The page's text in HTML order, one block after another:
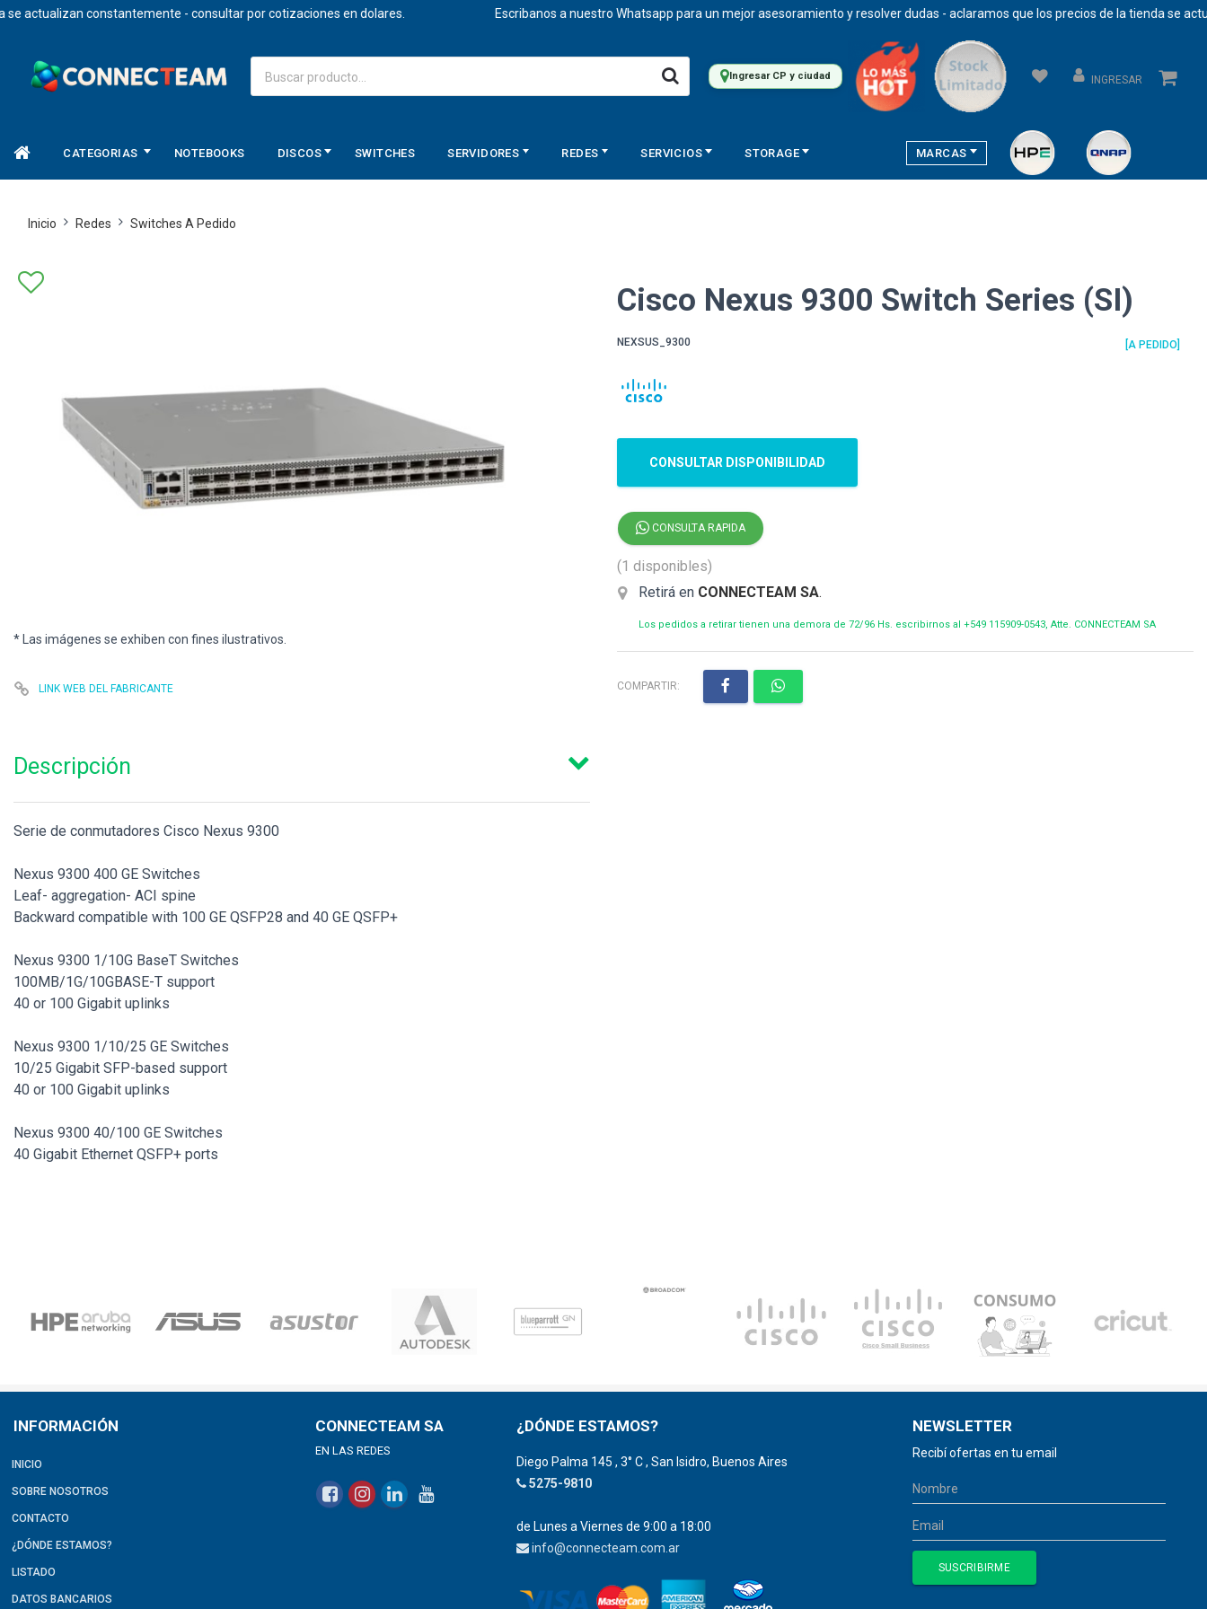
constantemente - consultar por cotizaciones en dolares. Escribanos a nuestro Whatsapp para un mejor asesoramiento y resolver dudas - aclaramos que los precios de la tienda se
Ingresar CP y ciudad INGRESAR
CATEGORIAS NOTEBOOKS DISCOS SWITCHES SERVIDORES REDES SERVICIOS STORAGE MARCAS
Inicio Redes Switches A Pedido
* Las imágenes se exhiben con fines ilustrativos.
LINK WEB DEL FABRICANTE
Cisco Nexus 9300 Switch Series (SI)
NEXSUS_9300 [A PEDIDO]
CONSULTAR DISPONIBILIDAD
CONSULTA RAPIDA
(1 disponibles)
Retirá en CONNECTEAM SA.
Los pedidos a retirar tienen una demora de 72/96 Hs. escribirnos al +549 115909-0543, Atte. CONNECTEAM SA
COMPARTIR:
Descripción
Serie de conmutadores Cisco Nexus 9300
Nexus 9300 400 GE Switches
Leaf- aggregation- ACI spine
Backward compatible with 100 GE QSFP28 and 40 GE QSFP+
Nexus 9300 1/10G BaseT Switches
100MB/1G/10GBASE-T support
40 or 100 Gigabit uplinks
Nexus 9300 1/10/25 GE Switches
10/25 Gigabit SFP-based support
40 or 100 Gigabit uplinks
Nexus 9300 40/100 GE Switches
40 Gigabit Ethernet QSFP+ ports
INFORMACIÓN
INICIO
SOBRE NOSOTROS
CONTACTO
¿DÓNDE ESTAMOS?
LISTADO
DATOS BANCARIOS
CONNECTEAM SA
EN LAS REDES
¿DÓNDE ESTAMOS?
Diego Palma 145 , 3° C , San Isidro, Buenos Aires
5275-9810
de Lunes a Viernes de 9:00 a 18:00
info@connecteam.com.ar
NEWSLETTER
Recibí ofertas en tu email